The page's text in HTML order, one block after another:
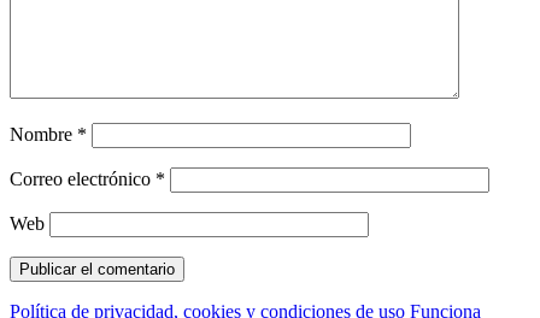
Nombre *
Correo electrónico *
Web
Política de privacidad, cookies y condiciones de uso Funciona